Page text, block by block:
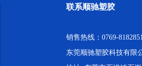
联系顺驰塑胶
销售热线：0769-
东莞顺驰塑胶科技有限